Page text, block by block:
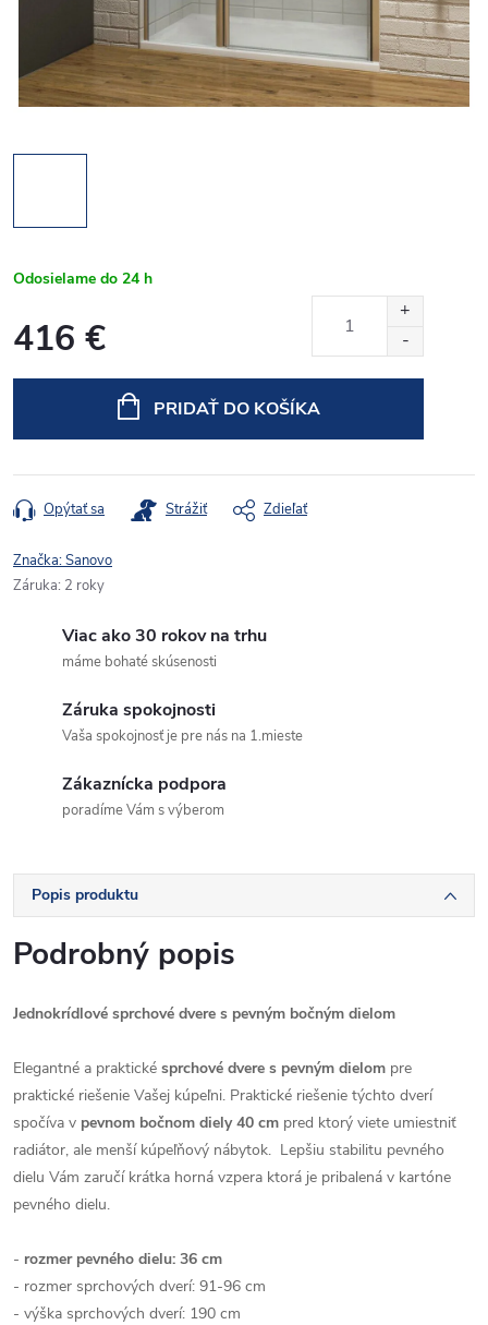
Odosielame do 24 h
416 €
PRIDAŤ DO KOŠÍKA
Opýtať sa Strážiť Zdieľať
Značka:Sanovo
Záruka: 2 roky
Viac ako 30 rokov na trhu
máme bohaté skúsenosti
Záruka spokojnosti
Vaša spokojnosť je pre nás na 1.mieste
Zákaznícka podpora
poradíme Vám s výberom
Popis produktu
Podrobný popis
Jednokrídlové sprchové dvere s pevným bočným dielom
Elegantné a praktické sprchové dvere s pevným dielom pre
praktické riešenie Vašej kúpeľni. Praktické riešenie týchto dverí
spočíva v pevnom bočnom diely 40 cm pred ktorý viete umiestniť
radiátor, ale menší kúpeľňový nábytok. Lepšiu stabilitu pevného
dielu Vám zaručí krátka horná vzpera ktorá je pribalená v kartóne
pevného dielu.
- rozmer pevného dielu: 36 cm
- rozmer sprchových dverí: 91-96 cm
- výška sprchových dverí: 190 cm